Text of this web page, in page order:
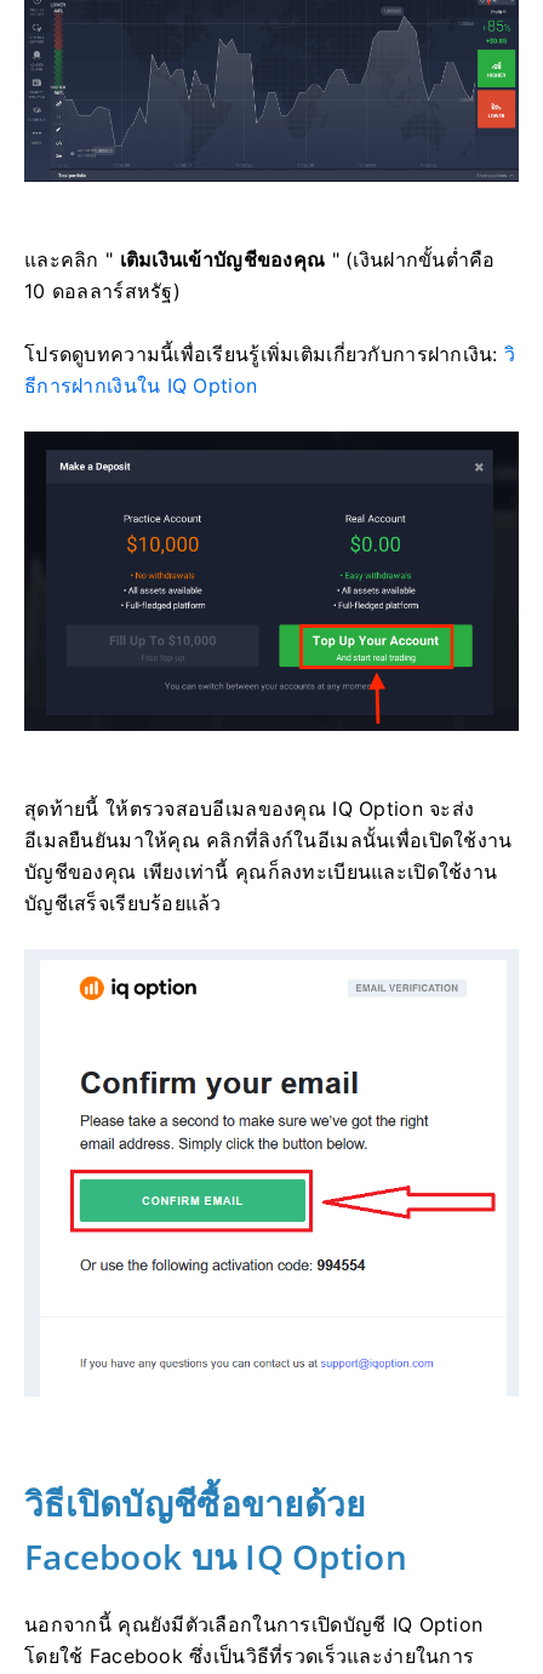
และคลิก " เติมเงินเข้าบัญชีของคุณ " (เงินฝากขั้นต่ำคือ
10 ดอลลาร์สหรัฐ)
โปรดดูบทความนี้เพื่อเรียนรู้เพิ่มเติมเกี่ยวกับการฝากเงิน:วิ
ธีการฝากเงินใน IQ Option
สุดท้ายนี้ ให้ตรวจสอบอีเมลของคุณ IQ Option จะส่ง
อีเมลยืนยันมาให้คุณ คลิกที่ลิงก์ในอีเมลนั้นเพื่อเปิดใช้งาน
บัญชีของคุณ เพียงเท่านี้ คุณก็ลงทะเบียนและเปิดใช้งาน
บัญชีเสร็จเรียบร้อยแล้ว
วิธีเปิดบัญชีซื้อขายด้วย
Facebook บน IQ Option
นอกจากนี้ คุณยังมีตัวเลือกในการเปิดบัญชี IQ Option
โดยใช้ Facebook ซึ่งเป็นวิธีที่รวดเร็วและง่ายในการ